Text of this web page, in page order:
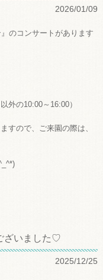
2026/01/09
のコンサートがあります
外の10:00～16:00）
すので、ご来園の際は、
ざいました♡
2025/12/25